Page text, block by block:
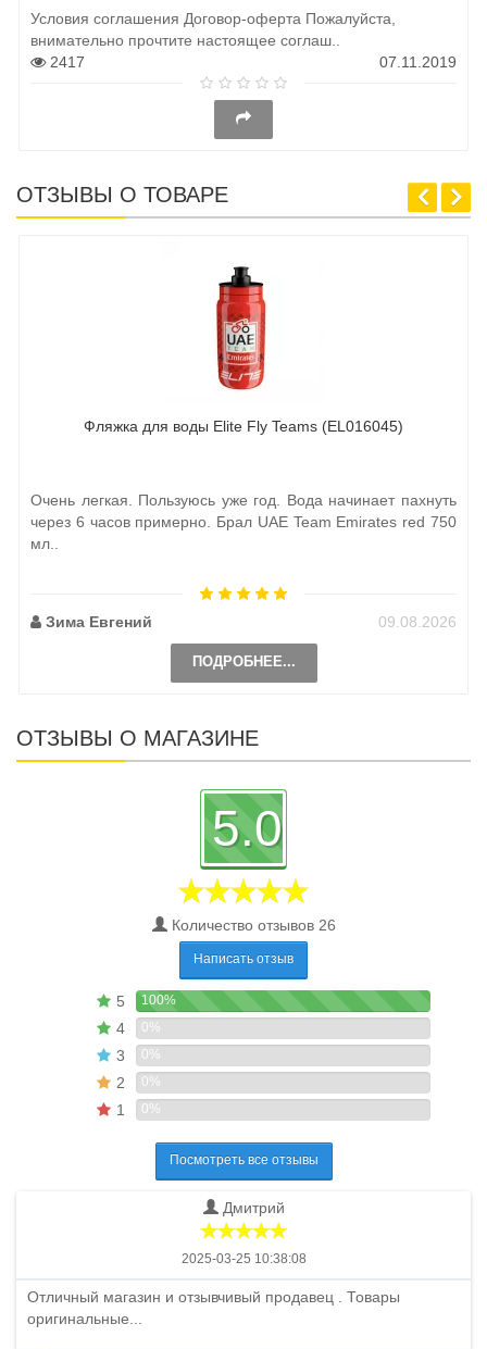
Условия соглашения Договор-оферта Пожалуйста,
внимательно прочтите настоящее соглаш..
2417
07.11.2019
ОТЗЫВЫ О ТОВАРЕ
Фляжка для воды Elite Fly Teams (EL016045)
Очень легкая. Пользуюсь уже год. Вода начинает пахнуть
через 6 часов примерно. Брал UAE Team Emirates red 750
мл..
Зима Евгений 09.08.2026
ПОДРОБНЕЕ...
ОТЗЫВЫ О МАГАЗИНЕ
5.0
Количество отзывов 26
Написать отзыв
5 100%
4 0%
3 0%
2 0%
1 0%
Посмотреть все отзывы
Дмитрий
2025-03-25 10:38:08
Отличный магазин и отзывчивый продавец . Товары
оригинальные...